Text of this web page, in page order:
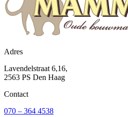
Adres
Lavendelstraat 6,16,
2563 PS Den Haag
Contact
070 – 364 4538